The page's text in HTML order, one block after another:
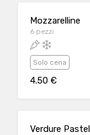
Mozzarelline
6 pezzi
Solo cena
4.50 €
Verdure